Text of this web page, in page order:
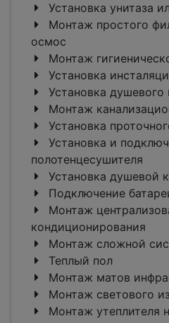
Установка унитаза
Монтаж простого
осмос
Монтаж
Установка
Установка душевого
Монтаж
Установка
Установка и
полотенцесушителя
Установка душевой
Подключение
Монтаж
кондиционирования
Монтаж сложной
Теплый пол
Монтаж матов
Монтаж светового
Монтаж утеплителя